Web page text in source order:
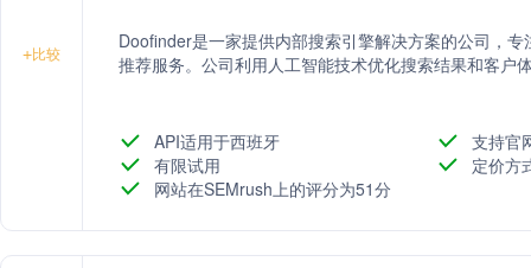
+比较
Doofinder是一家提供内部搜索引擎解决方案的公司，
推荐服务。公司利用人工智能技术优化搜索结果和客户
API适用于西班牙
支持官
有限试用
定价方
网站在SEMrush上的评分为51分